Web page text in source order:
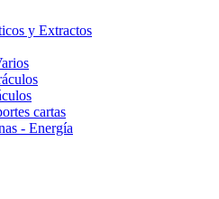
y Extractos
cartas
- Energía